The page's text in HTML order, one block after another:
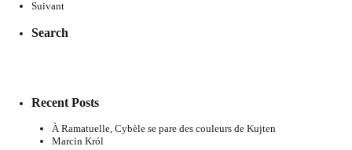
Suivant
Search
Recent Posts
À Ramatuelle, Cybèle se pare des couleurs de Kujten
Marcin Król